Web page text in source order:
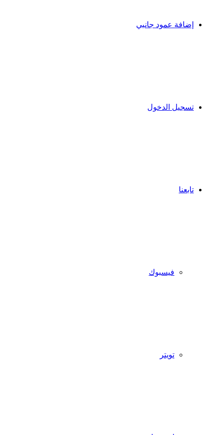
إضافة عمود جانبي
تسجيل الدخول
تابعنا
فيسبوك
تويتر